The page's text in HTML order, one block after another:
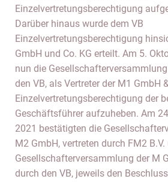
Einzelvertretungsberechtigung
Darüber hinaus wurde dem VB
Einzelvertretungsberechtigung
GmbH und Co. KG erteilt. Am 5.
nun die
den VB, als Vertreter der M1 GmbH
Einzelvertretungsberechtigung der
Geschäftsführer aufzuheben. Am
2021 bestätigten die
M2 GmbH, vertreten durch FM2
Gesellschafterversammlung der M
durch den VB, jeweils den